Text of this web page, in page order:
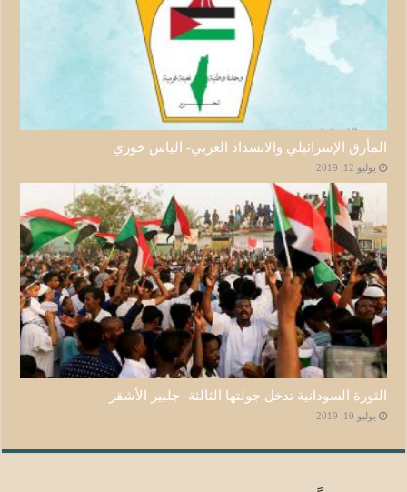
المأزق الإسرائيلي والانسداد العربي- الياس خوري
يوليو 12, 2019
الثورة السودانية تدخل جولتها الثالثة- جلبير الأشقر
يوليو 10, 2019